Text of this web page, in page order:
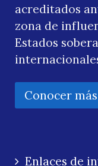
acreditados
zona de
Estados
Conocer más
Enlaces de